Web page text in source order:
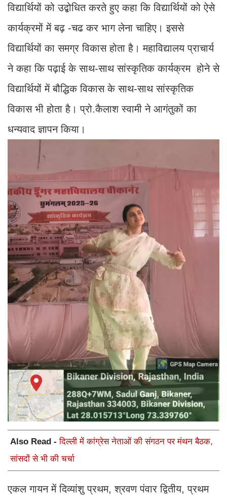
विद्यार्थियों को उद्बोधित करते हुए कहा कि विद्यार्थियों को ऐसे
कार्यक्रमों में बढ़ -चढ कर भाग लेना चाहिए। इससे
विद्यार्थियों का समग्र विकास होता है। महाविद्यालय प्राचार्य
ने कहा कि पढ़ाई के साथ-साथ सांस्कृतिक कार्यक्रम होने से
विद्यार्थियों में बौद्धिक विकास के साथ-साथ सांस्कृतिक
विकास भी होता है। प्रो.कैलाश स्वामी ने आगंतुकों का
धन्यवाद ज्ञापन किया।
Also Read -दिल्ली में कांग्रेस नेताओं की संगठन पर मंथन बैठक,
सांसदों से भी की चर्चा
एकल गायन में दिव्यांशु प्रथम, श्रवण पंवार द्वितीय, प्रथम